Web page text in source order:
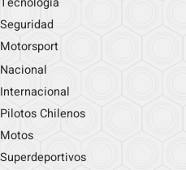
Seguridad
Motorsport
Nacional
Internacional
Pilotos Chilenos
Motos
Superdeportivos